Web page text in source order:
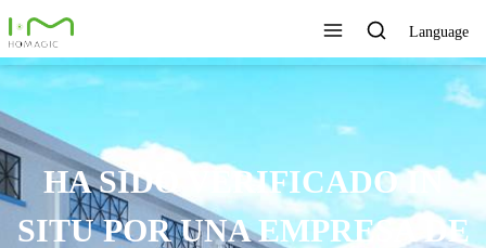
Language
HA SIDO VERIFICADO IN
SITU POR UNA EMPRESA DE